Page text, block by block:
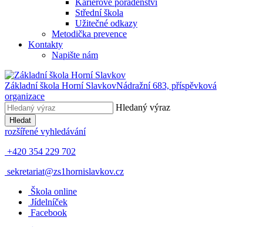
Kariérové poradenství
Střední škola
Užitečné odkazy
Metodička prevence
Kontakty
Napište nám
Základní škola Horní SlavkovNádražní 683, příspěvková
organizace
Hledaný výraz
Hledat
rozšířené vyhledávání
+420 354 229 702
sekretariat@zs1hornislavkov.cz
Škola online
Jídelníček
Facebook